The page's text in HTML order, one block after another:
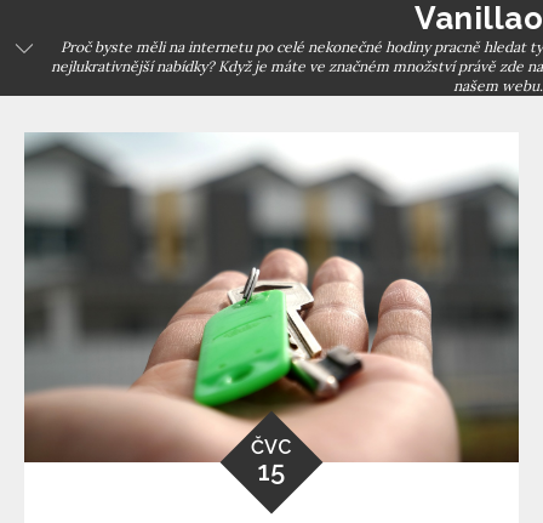
to
content
Vanillao
Proč byste měli na internetu po celé nekonečné hodiny pracně hledat ty
nejlukrativnější nabídky? Když je máte ve značném množství právě zde na
našem webu.
ČVC
15